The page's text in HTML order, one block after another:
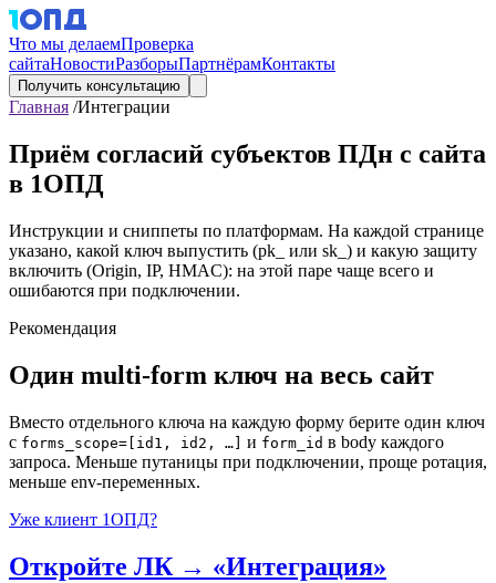
Что мы делаемПроверка
сайтаНовостиРазборыПартнёрамКонтакты
Получить консультацию
Главная /Интеграции
Приём согласий субъектов ПДн с сайта
в 1ОПД
Инструкции и сниппеты по платформам. На каждой странице
указано, какой ключ выпустить (pk_ или sk_) и какую защиту
включить (Origin, IP, HMAC): на этой паре чаще всего и
ошибаются при подключении.
Рекомендация
Один multi-form ключ на весь сайт
Вместо отдельного ключа на каждую форму берите один ключ
с forms_scope=[id1, id2, …] и form_id в body каждого
запроса. Меньше путаницы при подключении, проще ротация,
меньше env-переменных.
Уже клиент 1ОПД?
Откройте ЛК → «Интеграция»